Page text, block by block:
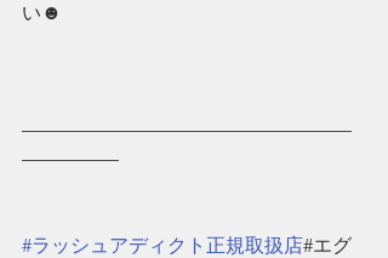
い☻
—————————————————
—————
#ラッシュアディクト正規取扱店#エグ